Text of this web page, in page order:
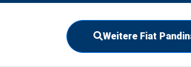
Weitere Fiat